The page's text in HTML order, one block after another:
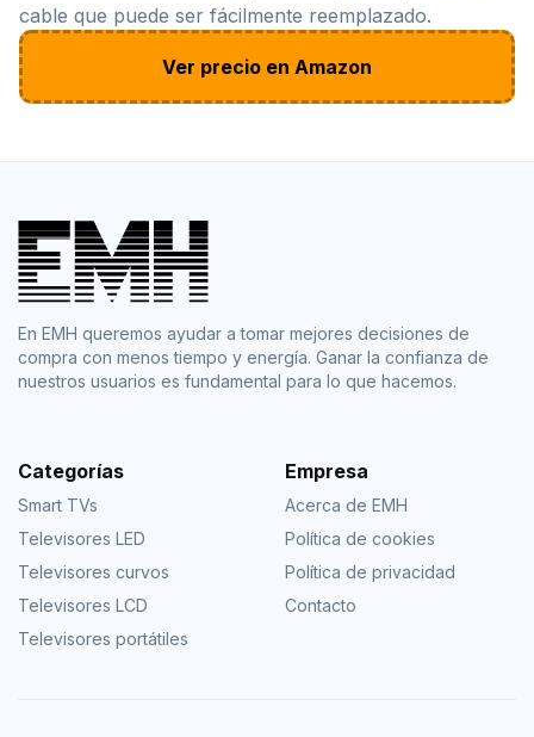
cable que puede ser fácilmente reemplazado.
Ver precio en Amazon
En EMH queremos ayudar a tomar mejores decisiones de
compra con menos tiempo y energía. Ganar la confianza de
nuestros usuarios es fundamental para lo que hacemos.
Categorías
Smart TVs
Televisores LED
Televisores curvos
Televisores LCD
Televisores portátiles
Empresa
Acerca de EMH
Política de cookies
Política de privacidad
Contacto